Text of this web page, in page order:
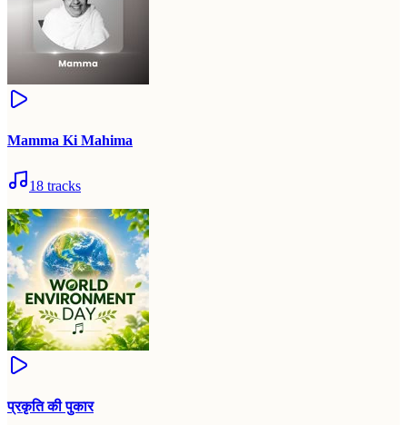
Mamma Ki Mahima
18 tracks
प्रकृति की पुकार